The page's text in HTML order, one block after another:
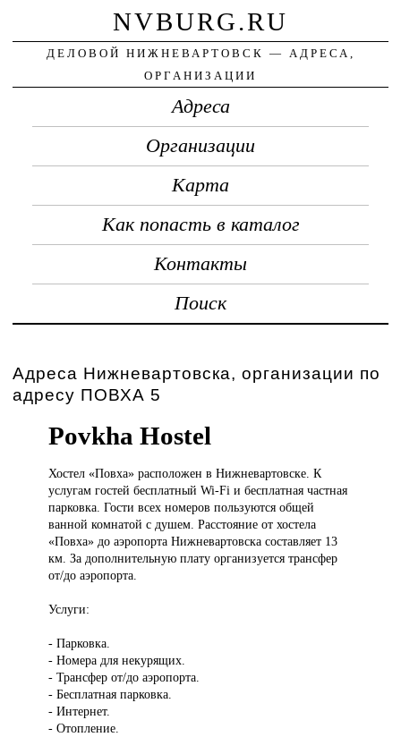
NVBURG.RU
ДЕЛОВОЙ НИЖНЕВАРТОВСК — АДРЕСА,
ОРГАНИЗАЦИИ
Адреса
Организации
Карта
Как попасть в каталог
Контакты
Поиск
Адреса Нижневартовска, организации по
адресу ПОВХА 5
Povkha Hostel
Хостел «Повха»расположен в Нижневартовске. К
услугам гостей бесплатный Wi-Fi и бесплатная частная
парковка. Гости всех номеров пользуются общей
ванной комнатой с душем. Расстояние от хостела
«Повха» до аэропорта Нижневартовска составляет 13
км. За дополнительную плату организуется трансфер
от/до аэропорта.
Услуги:
- Парковка.
- Номера для некурящих.
- Трансфер от/до аэропорта.
- Бесплатная парковка.
- Интернет.
- Отопление.